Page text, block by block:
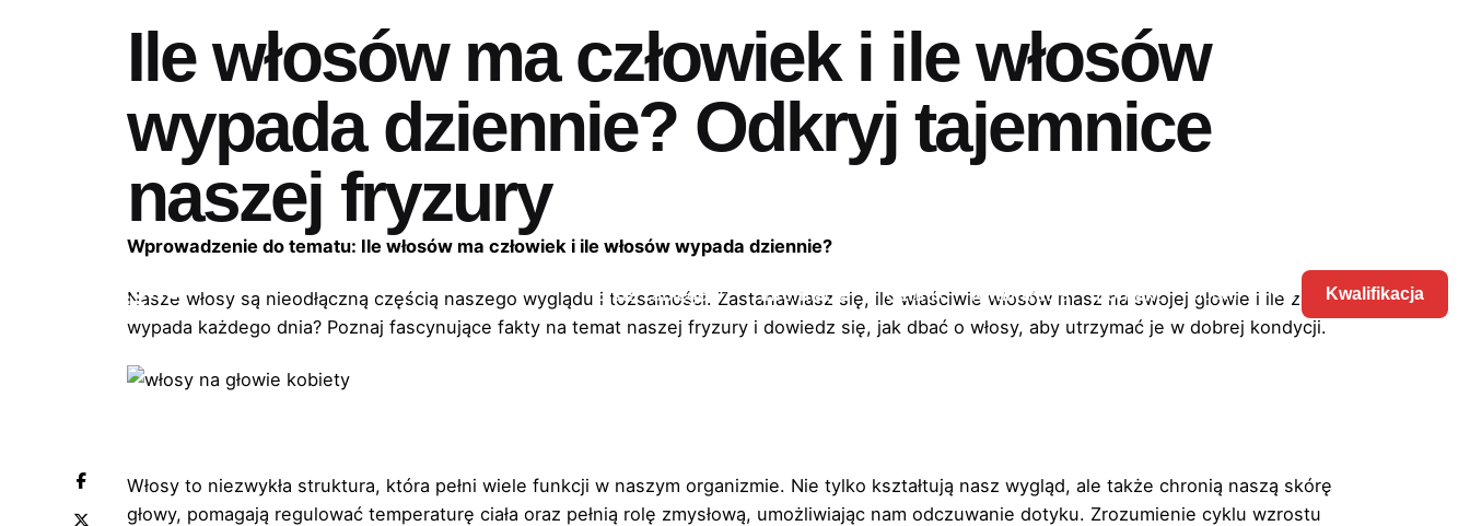
Lista zabiegów Informacje Cennik Kwalifikacja Kontakt Kwalifikacja
Ile włosów ma człowiek i ile włosów
wypada dziennie? Odkryj tajemnice
naszej fryzury
Wprowadzenie do tematu: Ile włosów ma człowiek i ile włosów wypada dziennie?
Nasze włosy są nieodłączną częścią naszego wyglądu i tożsamości. Zastanawiasz się, ile właściwie włosów masz na swojej głowie i ile z nich
wypada każdego dnia? Poznaj fascynujące fakty na temat naszej fryzury i dowiedz się, jak dbać o włosy, aby utrzymać je w dobrej kondycji.
Włosy to niezwykła struktura, która pełni wiele funkcji w naszym organizmie. Nie tylko kształtują nasz wygląd, ale także chronią naszą skórę
głowy, pomagają regulować temperaturę ciała oraz pełnią rolę zmysłową, umożliwiając nam odczuwanie dotyku. Zrozumienie cyklu wzrostu